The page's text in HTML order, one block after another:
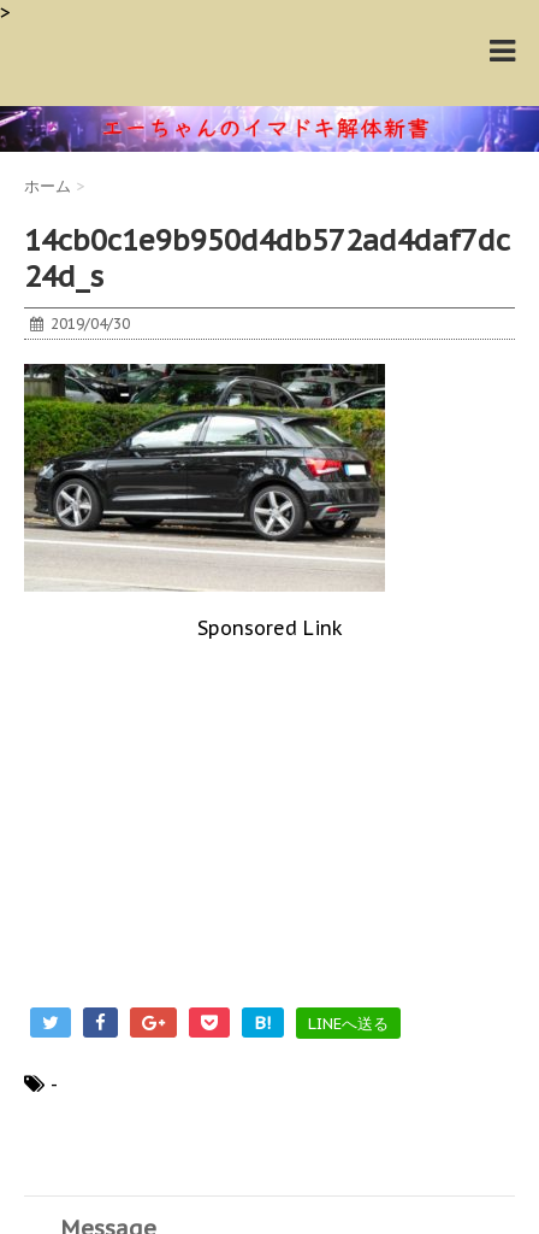
>
ホーム >
14cb0c1e9b950d4db572ad4daf7dc
24d_s
2019/04/30
Sponsored Link
B! LINEへ送る
-
Message